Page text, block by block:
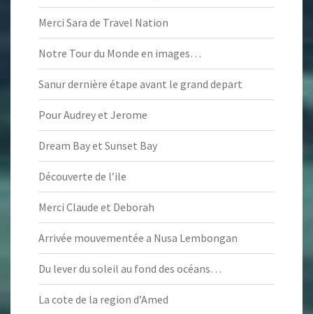
Merci Sara de Travel Nation
Notre Tour du Monde en images…
Sanur dernière étape avant le grand depart
Pour Audrey et Jerome
Dream Bay et Sunset Bay
Découverte de l’ile
Merci Claude et Deborah
Arrivée mouvementée a Nusa Lembongan
Du lever du soleil au fond des océans…
La cote de la region d’Amed